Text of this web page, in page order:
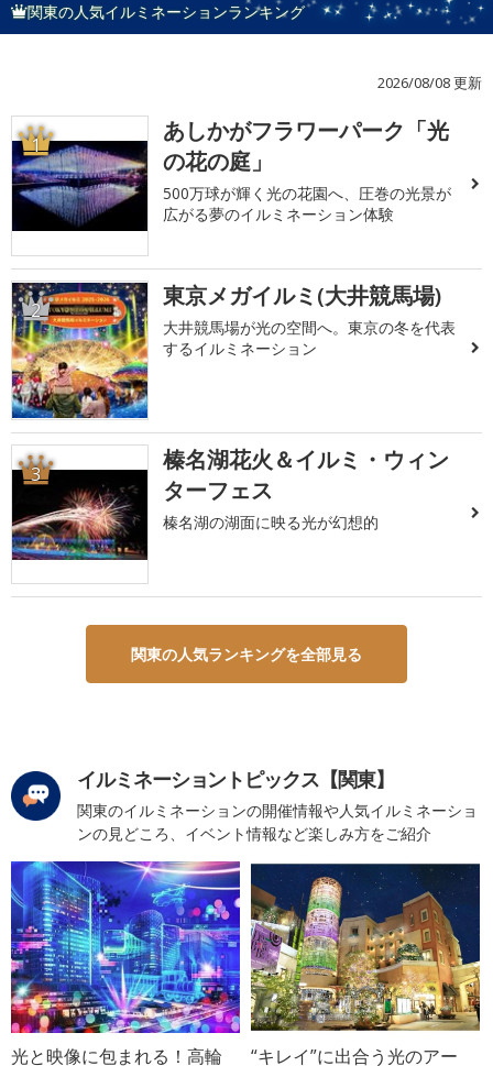
関東の人気イルミネーションランキング
2026/08/08 更新
1
あしかがフラワーパーク「光
の花の庭」
500万球が輝く光の花園へ、圧巻の光景が
広がる夢のイルミネーション体験
2 東京メガイルミ(大井競馬場)
大井競馬場が光の空間へ。東京の冬を代表
するイルミネーション
3
榛名湖花火＆イルミ・ウィン
ターフェス
榛名湖の湖面に映る光が幻想的
関東の人気ランキングを全部見る
イルミネーショントピックス【関東】
関東のイルミネーションの開催情報や人気イルミネーショ
ンの見どころ、イベント情報など楽しみ方をご紹介
光と映像に包まれる！高輪 “キレイ”に出合う光のアー